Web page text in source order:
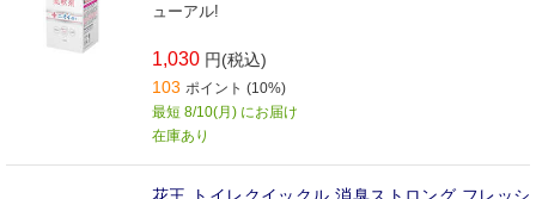
ューアル!
1,030 円(税込)
103 ポイント (10%)
最短 8/10(月) にお届け
在庫あり